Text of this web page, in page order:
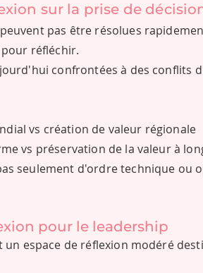
sur la prise de
pas être résolues
réfléchir.
confrontées à des conflits
vs création de valeur régionale
vs préservation de la valeur à
seulement d'ordre technique ou
pour le leadership
un espace de réflexion modéré